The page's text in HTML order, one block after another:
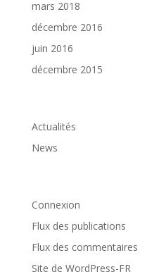
mars 2018
décembre 2016
juin 2016
décembre 2015
Actualités
News
Connexion
Flux des publications
Flux des commentaires
Site de WordPress-FR